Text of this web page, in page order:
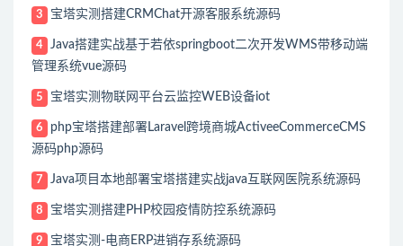
3 宝塔实测搭建CRMChat开源客服系统源码
4
Java搭建实战基于若依springboot二次开发WMS带移动端
管理系统vue源码
5 宝塔实测物联网平台云监控WEB设备iot
6
php宝塔搭建部署Laravel跨境商城ActiveeCommerceCMS
源码php源码
7 Java项目本地部署宝塔搭建实战java互联网医院系统源码
8 宝塔实测搭建PHP校园疫情防控系统源码
9 宝塔实测-电商ERP进销存系统源码